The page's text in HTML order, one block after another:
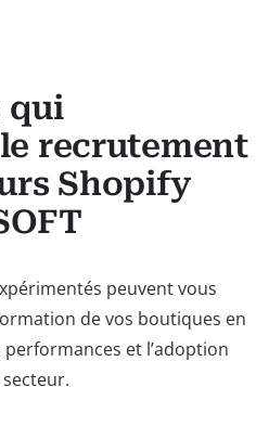
qui
recrutement
Shopify
peuvent vous
de vos boutiques en
et l’adoption